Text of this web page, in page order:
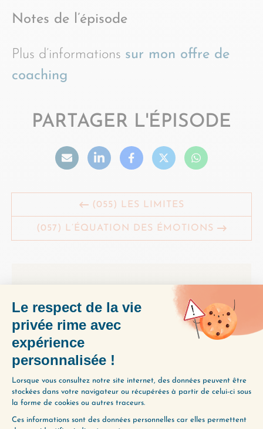
Notes de l’épisode
Plus d’informations sur mon offre de
coaching
PARTAGER L'ÉPISODE
(055) LES LIMITES
(057) L’ÉQUATION DES ÉMOTIONS
ENVIE D’ALLER PLUS
LOIN ?
Utilisez notre Guide d’Écoute, un
outil précieux pour vous aider à
découvrir les épisodes qui
correspondent le mieux à vos